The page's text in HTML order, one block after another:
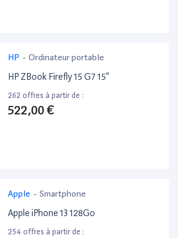
HP - Ordinateur portable
HP ZBook Firefly 15 G7 15”
262 offres à partir de :
522,00 €
Apple - Smartphone
Apple iPhone 13 128Go
254 offres à partir de :